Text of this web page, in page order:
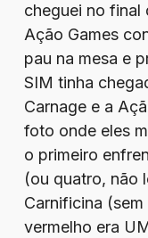
cheguei no final
Ação Games
pau na mesa e
SIM tinha
Carnage e a
foto onde eles
o primeiro
(ou quatro, não
Carnificina
vermelho era